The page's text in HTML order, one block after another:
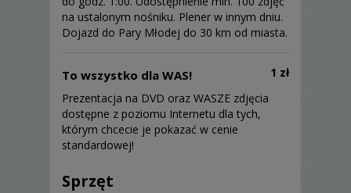
na ustalonym nośniku. Plener w innym dniu.
Dojazd do Pary Młodej do 30 km od miasta.
To wszystko dla WAS!
1 zł
Prezentacja na DVD oraz WASZE zdjęcia
dostępne z poziomu Internetu dla tych,
którym chcecie je pokazać w cenie
standardowej!
Sprzęt